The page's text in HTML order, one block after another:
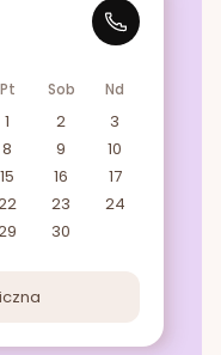
Pt Sob Nd
1 2
3
8 9
10
15 16
17
23
24
30